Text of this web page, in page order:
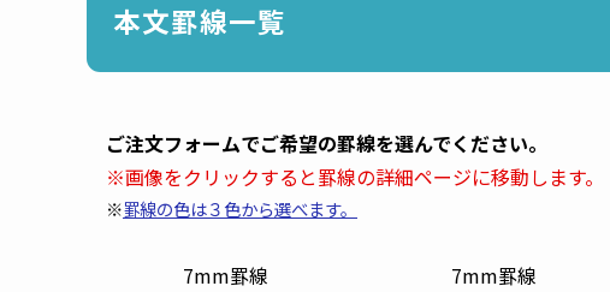
本文罫線一覧
ご注文フォームでご希望の罫線を選んでください。
※画像をクリックすると罫線の詳細ページに移動します。
※罫線の色は３色から選べます。
7mm罫線
7mm罫線